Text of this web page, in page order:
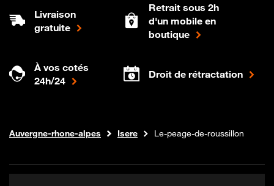
Livraison
gratuite
Retrait sous 2h
d'un mobile en
boutique
À vos cotés
24h/24
Droit de rétractation
Boutique Orange
Internet fibre
Auvergne-rhone-alpes Isere Le-peage-de-roussillon